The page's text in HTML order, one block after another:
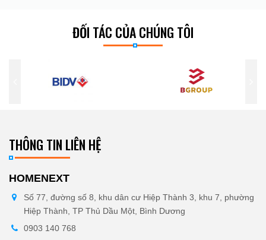
ĐỐI TÁC CỦA CHÚNG TÔI
THÔNG TIN LIÊN HỆ
HOMENEXT
Số 77, đường số 8, khu dân cư Hiệp Thành 3, khu 7, phường
Hiệp Thành, TP Thủ Dầu Một, Bình Dương
0903 140 768